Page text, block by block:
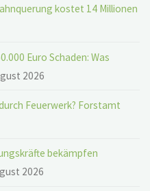
kostet 14 Millionen
Euro Schaden: Was
2026
Feuerwerk? Forstamt
bekämpfen
2026